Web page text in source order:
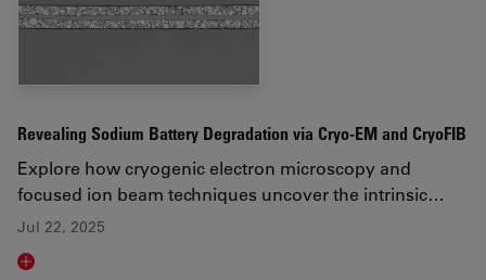
Revealing Sodium Battery Degradation via Cryo-EM and CryoFIB
Explore how cryogenic electron microscopy and
focused ion beam techniques uncover the intrinsic…
Jul 22, 2025
Read article